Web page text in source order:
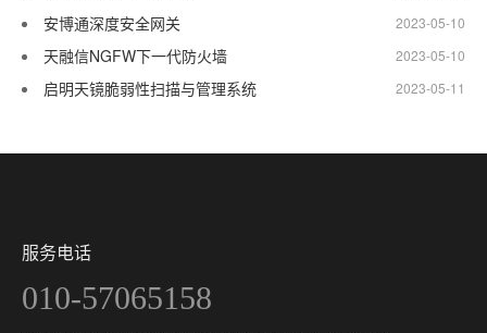
2023-05-10
安博通深度安全网关
2023-05-10
天融信NGFW下一代防火墙
2023-05-11
启明天镜脆弱性扫描与管理系统
服务电话
010-57065158